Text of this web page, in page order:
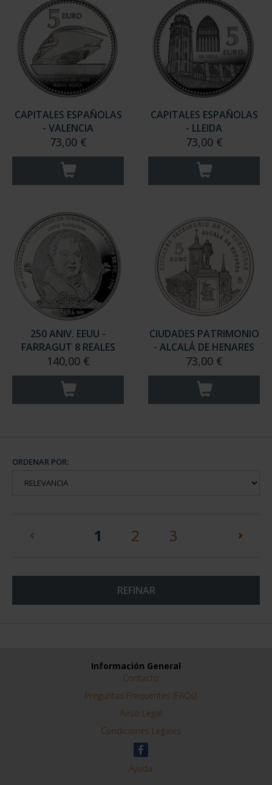
CAPITALES ESPAÑOLAS
- VALENCIA
73,00 €
CAPITALES ESPAÑOLAS
- LLEIDA
73,00 €
250 ANIV. EEUU -
FARRAGUT 8 REALES
140,00 €
CIUDADES PATRIMONIO
- ALCALÁ DE HENARES
73,00 €
ORDENAR POR:
1 (current)
2 3
REFINAR
Información General
Contacto
Preguntas Frequentes (FAQs)
Aviso Legal
Condiciones Legales
Ayuda